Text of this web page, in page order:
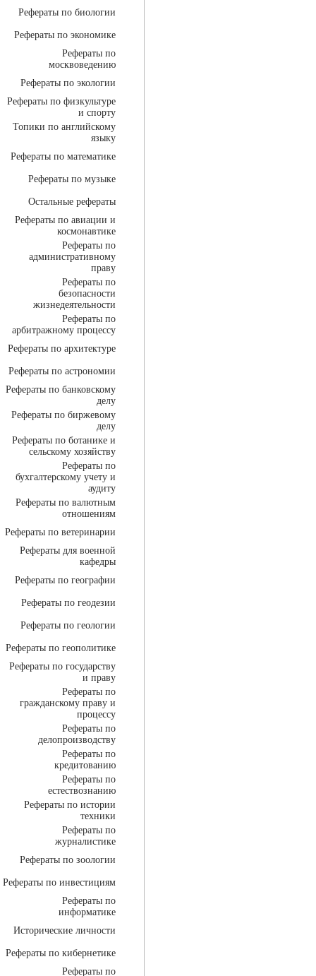
Рефераты по биологии
Рефераты по экономике
Рефераты по
москвоведению
Рефераты по экологии
Рефераты по физкультуре
и спорту
Топики по английскому
языку
Рефераты по математике
Рефераты по музыке
Остальные рефераты
Рефераты по авиации и
космонавтике
Рефераты по
административному
праву
Рефераты по
безопасности
жизнедеятельности
Рефераты по
арбитражному процессу
Рефераты по архитектуре
Рефераты по астрономии
Рефераты по банковскому
делу
Рефераты по биржевому
делу
Рефераты по ботанике и
сельскому хозяйству
Рефераты по
бухгалтерскому учету и
аудиту
Рефераты по валютным
отношениям
Рефераты по ветеринарии
Рефераты для военной
кафедры
Рефераты по географии
Рефераты по геодезии
Рефераты по геологии
Рефераты по геополитике
Рефераты по государству
и праву
Рефераты по
гражданскому праву и
процессу
Рефераты по
делопроизводству
Рефераты по
кредитованию
Рефераты по
естествознанию
Рефераты по истории
техники
Рефераты по
журналистике
Рефераты по зоологии
Рефераты по инвестициям
Рефераты по
информатике
Исторические личности
Рефераты по кибернетике
Рефераты по